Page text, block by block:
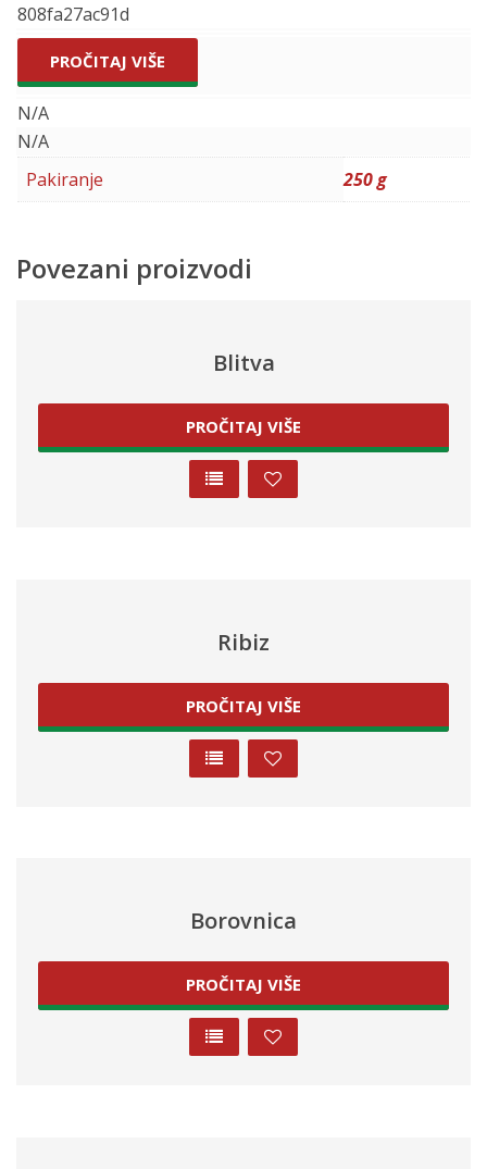
808fa27ac91d
PROČITAJ VIŠE
N/A
N/A
Pakiranje
250 g
Povezani proizvodi
Blitva
PROČITAJ VIŠE
Ribiz
PROČITAJ VIŠE
Borovnica
PROČITAJ VIŠE